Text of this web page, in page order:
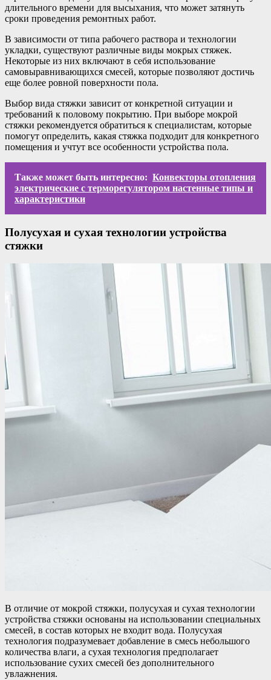
длительного времени для высыхания, что может затянуть
сроки проведения ремонтных работ.
В зависимости от типа рабочего раствора и технологии
укладки, существуют различные виды мокрых стяжек.
Некоторые из них включают в себя использование
самовыравнивающихся смесей, которые позволяют достичь
еще более ровной поверхности пола.
Выбор вида стяжки зависит от конкретной ситуации и
требований к половому покрытию. При выборе мокрой
стяжки рекомендуется обратиться к специалистам, которые
помогут определить, какая стяжка подходит для конкретного
помещения и учтут все особенности устройства пола.
Также может быть интересно: Конвекторы отопления
электрические с терморегулятором настенные типы и
характеристики
Полусухая и сухая технологии устройства
стяжки
В отличие от мокрой стяжки, полусухая и сухая технологии
устройства стяжки основаны на использовании специальных
смесей, в состав которых не входит вода. Полусухая
технология подразумевает добавление в смесь небольшого
количества влаги, а сухая технология предполагает
использование сухих смесей без дополнительного
увлажнения.